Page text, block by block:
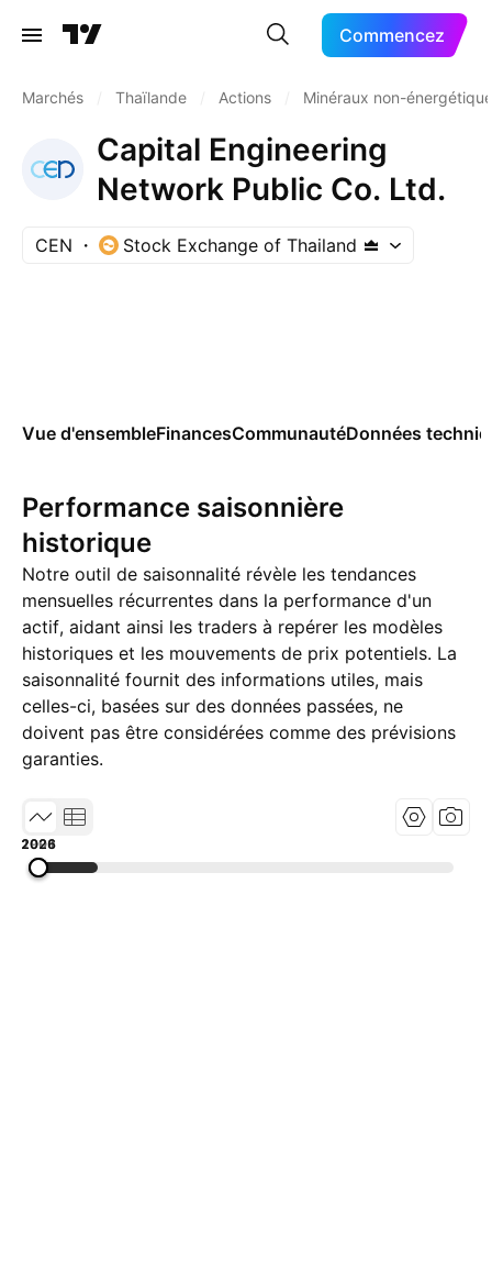
Commencez
Marchés Thaïlande Actions Minéraux non-
Capital Engineering
Network Public Co. Ltd.
CEN Stock Exchange of Thailand
Vue d'ensembleFinancesCommunautéDonnées
Performance saisonnière
historique
Notre outil de saisonnalité révèle les tendances
mensuelles récurrentes dans la performance d'un
actif, aidant ainsi les traders à repérer les modèles
historiques et les mouvements de prix potentiels. La
saisonnalité fournit des informations utiles, mais
celles-ci, basées sur des données passées, ne
doivent pas être considérées comme des prévisions
garanties.
1991
2008
2026